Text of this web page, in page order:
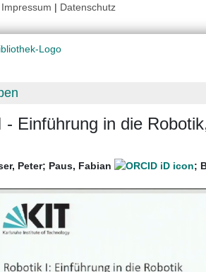
Impressum | Datenschutz
- Einführung in die
Peter; Paus, Fabian ;